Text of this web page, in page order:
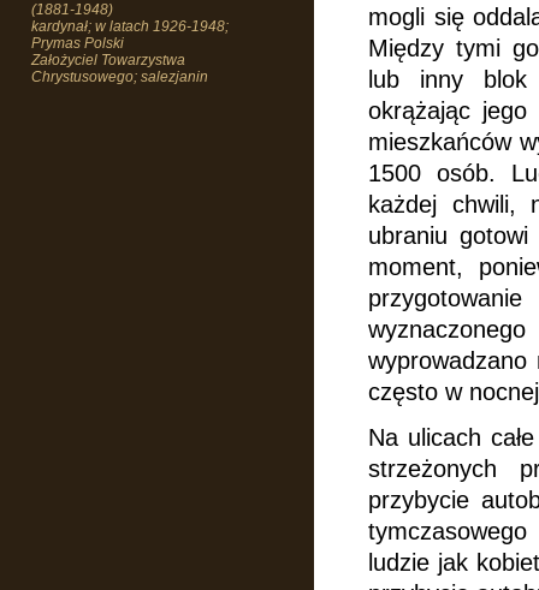
(1881-1948)
kardynał; w latach 1926-1948;
Prymas Polski
Założyciel Towarzystwa
Chrystusowego; salezjanin
mogli się
Między tymi
lub inny blok
okrążając
mieszkańców
1500 osób.
każdej chwili,
ubraniu
moment,
często w
Na ulicach
strzeżonych
przybycie
ludzie jak